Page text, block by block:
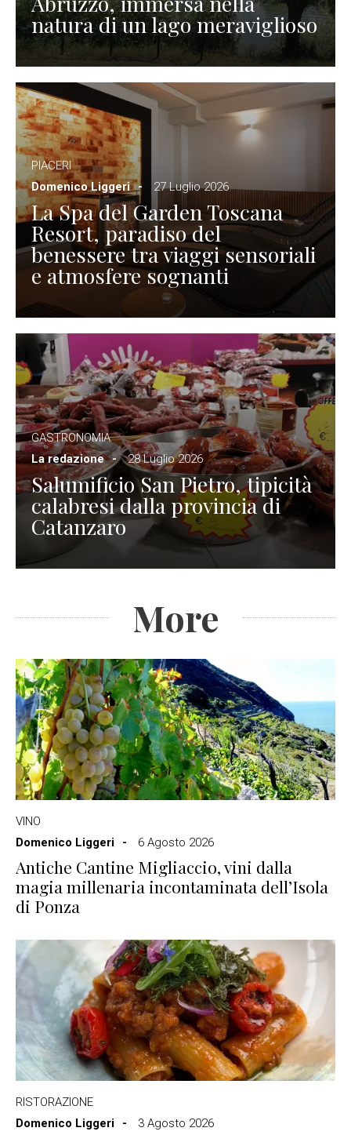
natura di un lago meraviglioso
PIACERI
Domenico Liggeri
27 Luglio 2026
La Spa del Garden Toscana
Resort, paradiso del
benessere tra viaggi sensoriali
e atmosfere sognanti
GASTRONOMIA
La redazione
28 Luglio 2026
Salumificio San Pietro, tipicità
calabresi dalla provincia di
Catanzaro
More
VINO
Domenico Liggeri
6 Agosto 2026
Antiche Cantine Migliaccio, vini dalla
magia millenaria incontaminata dell’Isola
di Ponza
RISTORAZIONE
Domenico Liggeri
3 Agosto 2026